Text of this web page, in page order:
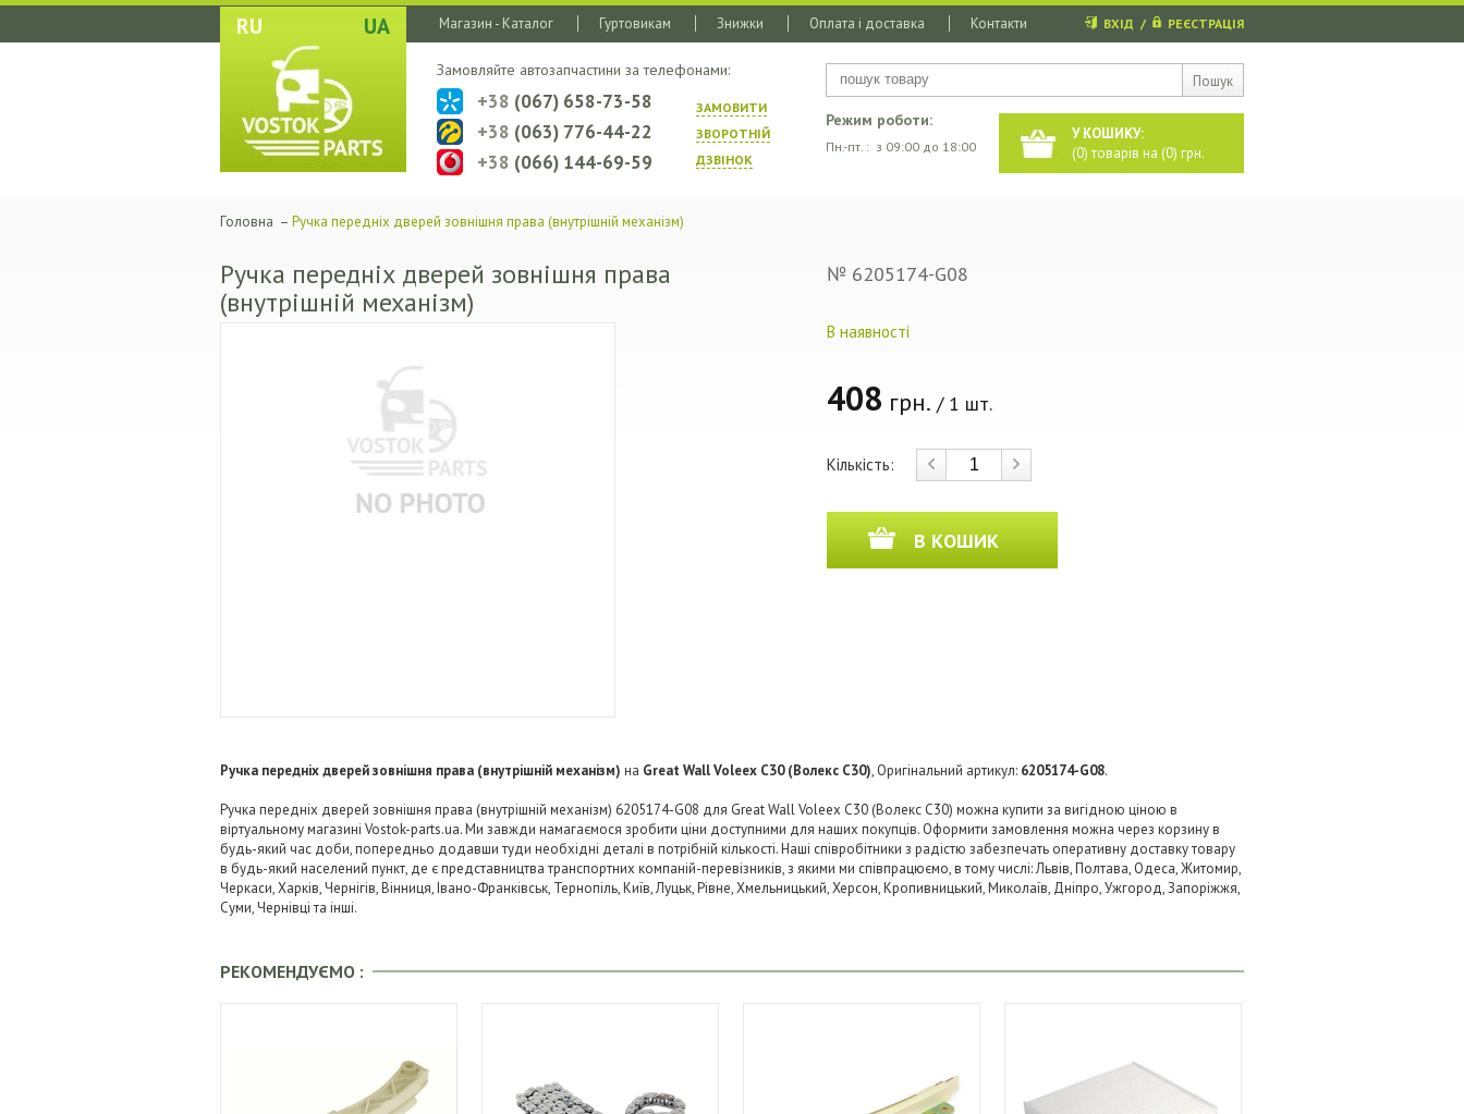
RU UA
Пошук
Магазин - Каталог Гуртовикам Знижки Оплата і доставка Контакти ВХІД / РЕЄСТРАЦІЯ
У КОШИКУ:
(0) товарів на (0) грн.
Режим роботи:
Пн.-пт. : з 09:00 до 18:00
Замовляйте автозапчастини за телефонами:
ЗАМОВИТИ
ЗВОРОТНIЙ
ДЗВIНОК
+38 (067) 658-73-58
+38 (063) 776-44-22
+38 (066) 144-69-59
Головна – Ручка передніх дверей зовнішня права (внутрішній механізм)
Ручка передніх дверей зовнішня права
(внутрішній механізм)
№ 6205174-G08
В наявності
408 грн. / 1 шт.
Кількість:
В КОШИК
Ручка передніх дверей зовнішня права (внутрішній механізм) на Great Wall Voleex C30 (Волекс C30), Оригінальний артикул: 6205174-G08.
Ручка передніх дверей зовнішня права (внутрішній механізм) 6205174-G08 для Great Wall Voleex C30 (Волекс C30) можна купити за вигідною ціною в
віртуальному магазині Vostok-parts.ua. Ми завжди намагаємося зробити ціни доступними для наших покупців. Оформити замовлення можна через корзину в
будь-який час доби, попередньо додавши туди необхідні деталі в потрібній кількості. Наші співробітники з радістю забезпечать оперативну доставку товару
в будь-який населений пункт, де є представництва транспортних компаній-перевізників, з якими ми співпрацюємо, в тому числі: Львів, Полтава, Одеса, Житомир,
Черкаси, Харків, Чернігів, Вінниця, Івано-Франківськ, Тернопіль, Київ, Луцьк, Рівне, Хмельницький, Херсон, Кропивницький, Миколаїв, Дніпро, Ужгород, Запоріжжя,
Суми, Чернівці та інші.
РЕКОМЕНДУЄМО :